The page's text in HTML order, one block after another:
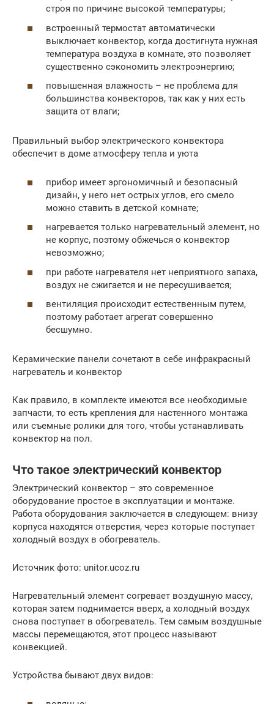
строя по причине высокой температуры;
встроенный термостат автоматически
выключает конвектор, когда достигнута нужная
температура воздуха в комнате, это позволяет
существенно сэкономить электроэнергию;
повышенная влажность – не проблема для
большинства конвекторов, так как у них есть
защита от влаги;
Правильный выбор электрического конвектора
обеспечит в доме атмосферу тепла и уюта
прибор имеет эргономичный и безопасный
дизайн, у него нет острых углов, его смело
можно ставить в детской комнате;
нагревается только нагревательный элемент, но
не корпус, поэтому обжечься о конвектор
невозможно;
при работе нагревателя нет неприятного запаха,
воздух не сжигается и не пересушивается;
вентиляция происходит естественным путем,
поэтому работает агрегат совершенно
бесшумно.
Керамические панели сочетают в себе инфракрасный
нагреватель и конвектор
Как правило, в комплекте имеются все необходимые
запчасти, то есть крепления для настенного монтажа
или съемные ролики для того, чтобы устанавливать
конвектор на пол.
Что такое электрический конвектор
Электрический конвектор – это современное
оборудование простое в эксплуатации и монтаже.
Работа оборудования заключается в следующем: внизу
корпуса находятся отверстия, через которые поступает
холодный воздух в обогреватель.
Источник фото: unitor.ucoz.ru
Нагревательный элемент согревает воздушную массу,
которая затем поднимается вверх, а холодный воздух
снова поступает в обогреватель. Тем самым воздушные
массы перемещаются, этот процесс называют
конвекцией.
Устройства бывают двух видов: